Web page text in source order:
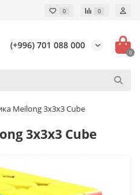
0 0
(+996) 701 088 000
0
Meilong 3x3x3 Cube
3x3x3 Cube